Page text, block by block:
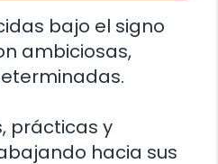
bajo el signo
ambiciosas,
prácticas y
hacia sus